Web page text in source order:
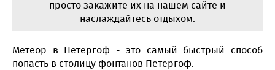
просто закажите их на нашем сайте и
наслаждайтесь отдыхом.
Метеор в Петергоф - это самый быстрый способ
попасть в столицу фонтанов Петергоф.